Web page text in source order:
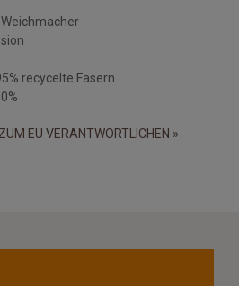
recycelte Fasern
EU VERANTWORTLICHEN »